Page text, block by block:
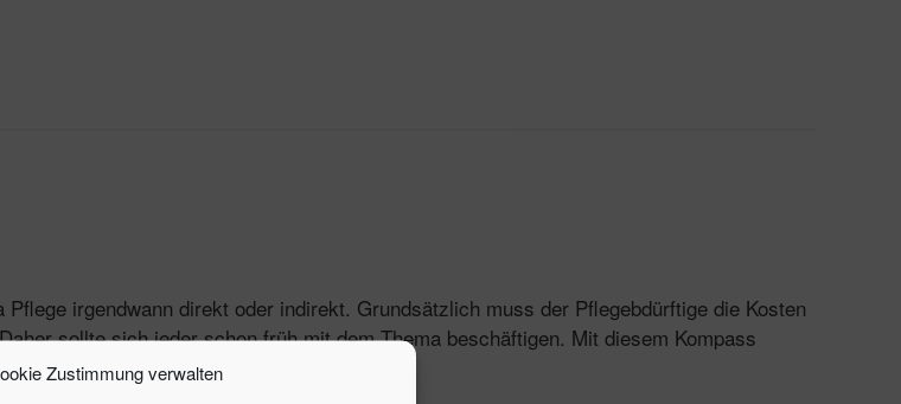
Zustimmung verwalten
irgendwann direkt oder indirekt. Grundsätzlich muss der Pflegebdürftige die Kosten
sollte sich jeder schon früh mit dem Thema beschäftigen. Mit diesem Kompass